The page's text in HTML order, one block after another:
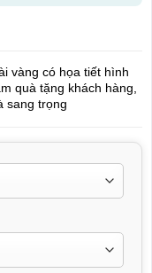
vàng có họa tiết hình
quà tặng khách hàng,
sang trọng